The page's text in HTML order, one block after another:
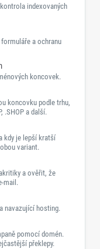
indexovaných
a ochranu
koncovek.
koncovku podle trhu,
.SHOP a další.
kdy je lepší kratší
variant.
a ověřit, že
mail.
navazující hosting.
pomocí domén.
překlepy.